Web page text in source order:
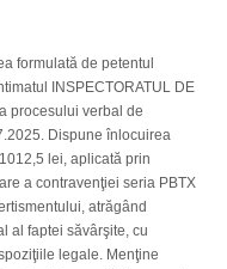
formulată de petentul
INSPECTORATUL DE
procesului verbal de
Dispune înlocuirea
lei, aplicată prin
a contravenţiei seria PBTX
atrăgând
al faptei săvârşite, cu
legale. Menţine